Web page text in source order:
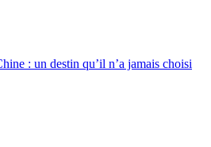
: un destin qu’il n’a jamais choisi